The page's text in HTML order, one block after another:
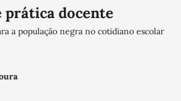
docente
a população negra no cotidiano escolar